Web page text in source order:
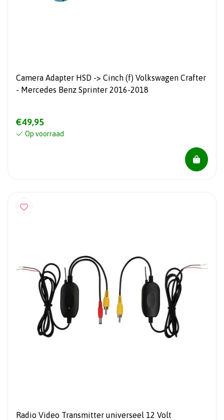
Camera Adapter HSD -> Cinch (f) Volkswagen Crafter
- Mercedes Benz Sprinter 2016-2018
€49,95
Op voorraad
Radio Video Transmitter universeel 12 Volt